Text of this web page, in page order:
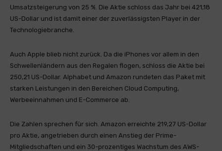
Umsatzsteigerung von 25 %. Die Aktie schloss das Jahr bei 421,18
US-Dollar und ist damit einer der zuverlässigsten Player in der
Technologiebranche.
Auch Apple blieb nicht zurück. Da die iPhones vor allem in den
Schwellenländern aus den Regalen flogen, schloss die Aktie bei
250,21 US-Dollar. Alphabet und Amazon rundeten das Paket mit
starken Leistungen in den Bereichen Cloud Computing,
Werbeeinnahmen und E-Commerce ab.
Die Zahlen sprechen für sich. Amazon erreichte 219,27 US-Dollar
pro Aktie, angetrieben durch einen Anstieg der Prime-
Mitgliedschaften und ein 30-prozentiges Wachstum des AWS-